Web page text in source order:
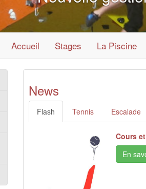
Accueil Stages La Piscine
News
Flash Tennis Escalade
Cours
En